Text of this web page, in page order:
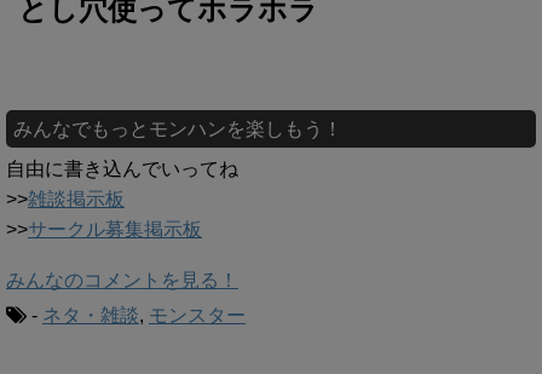
とし穴使ってホラホラ
みんなでもっとモンハンを楽しもう！
自由に書き込んでいってね
>>雑談掲示板
>>サークル募集掲示板
みんなのコメントを見る！
- ネタ・雑談, モンスター